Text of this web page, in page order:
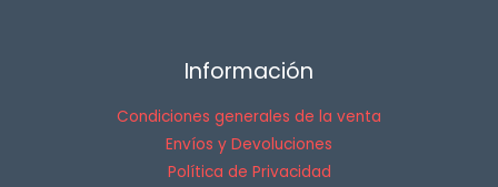
Información
Condiciones generales de la venta
Envíos y Devoluciones
Política de Privacidad